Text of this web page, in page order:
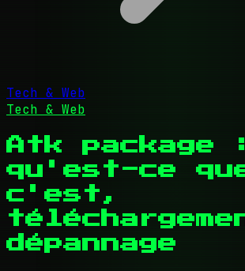
Tech & Web
Tech & Web
Atk package :
qu'est-ce
c'est,
dépannage